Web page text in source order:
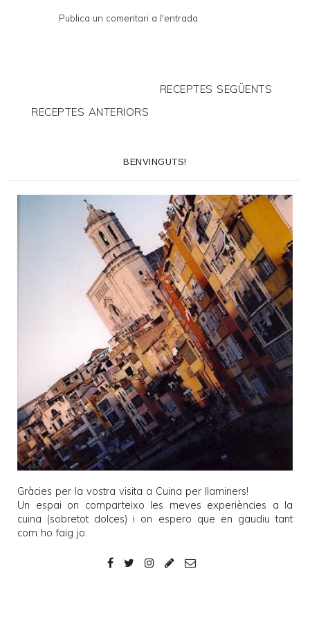
Publica un comentari a l'entrada
RECEPTES SEGÜENTS
RECEPTES ANTERIORS
BENVINGUTS!
Gràcies per la vostra visita a Cuina per llaminers!
Un espai on comparteixo les meves experiències a la
cuina (sobretot dolces) i on espero que en gaudiu tant
com ho faig jo.